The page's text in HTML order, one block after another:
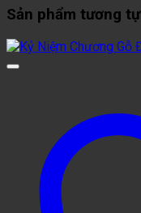
Sản phẩm tương tự